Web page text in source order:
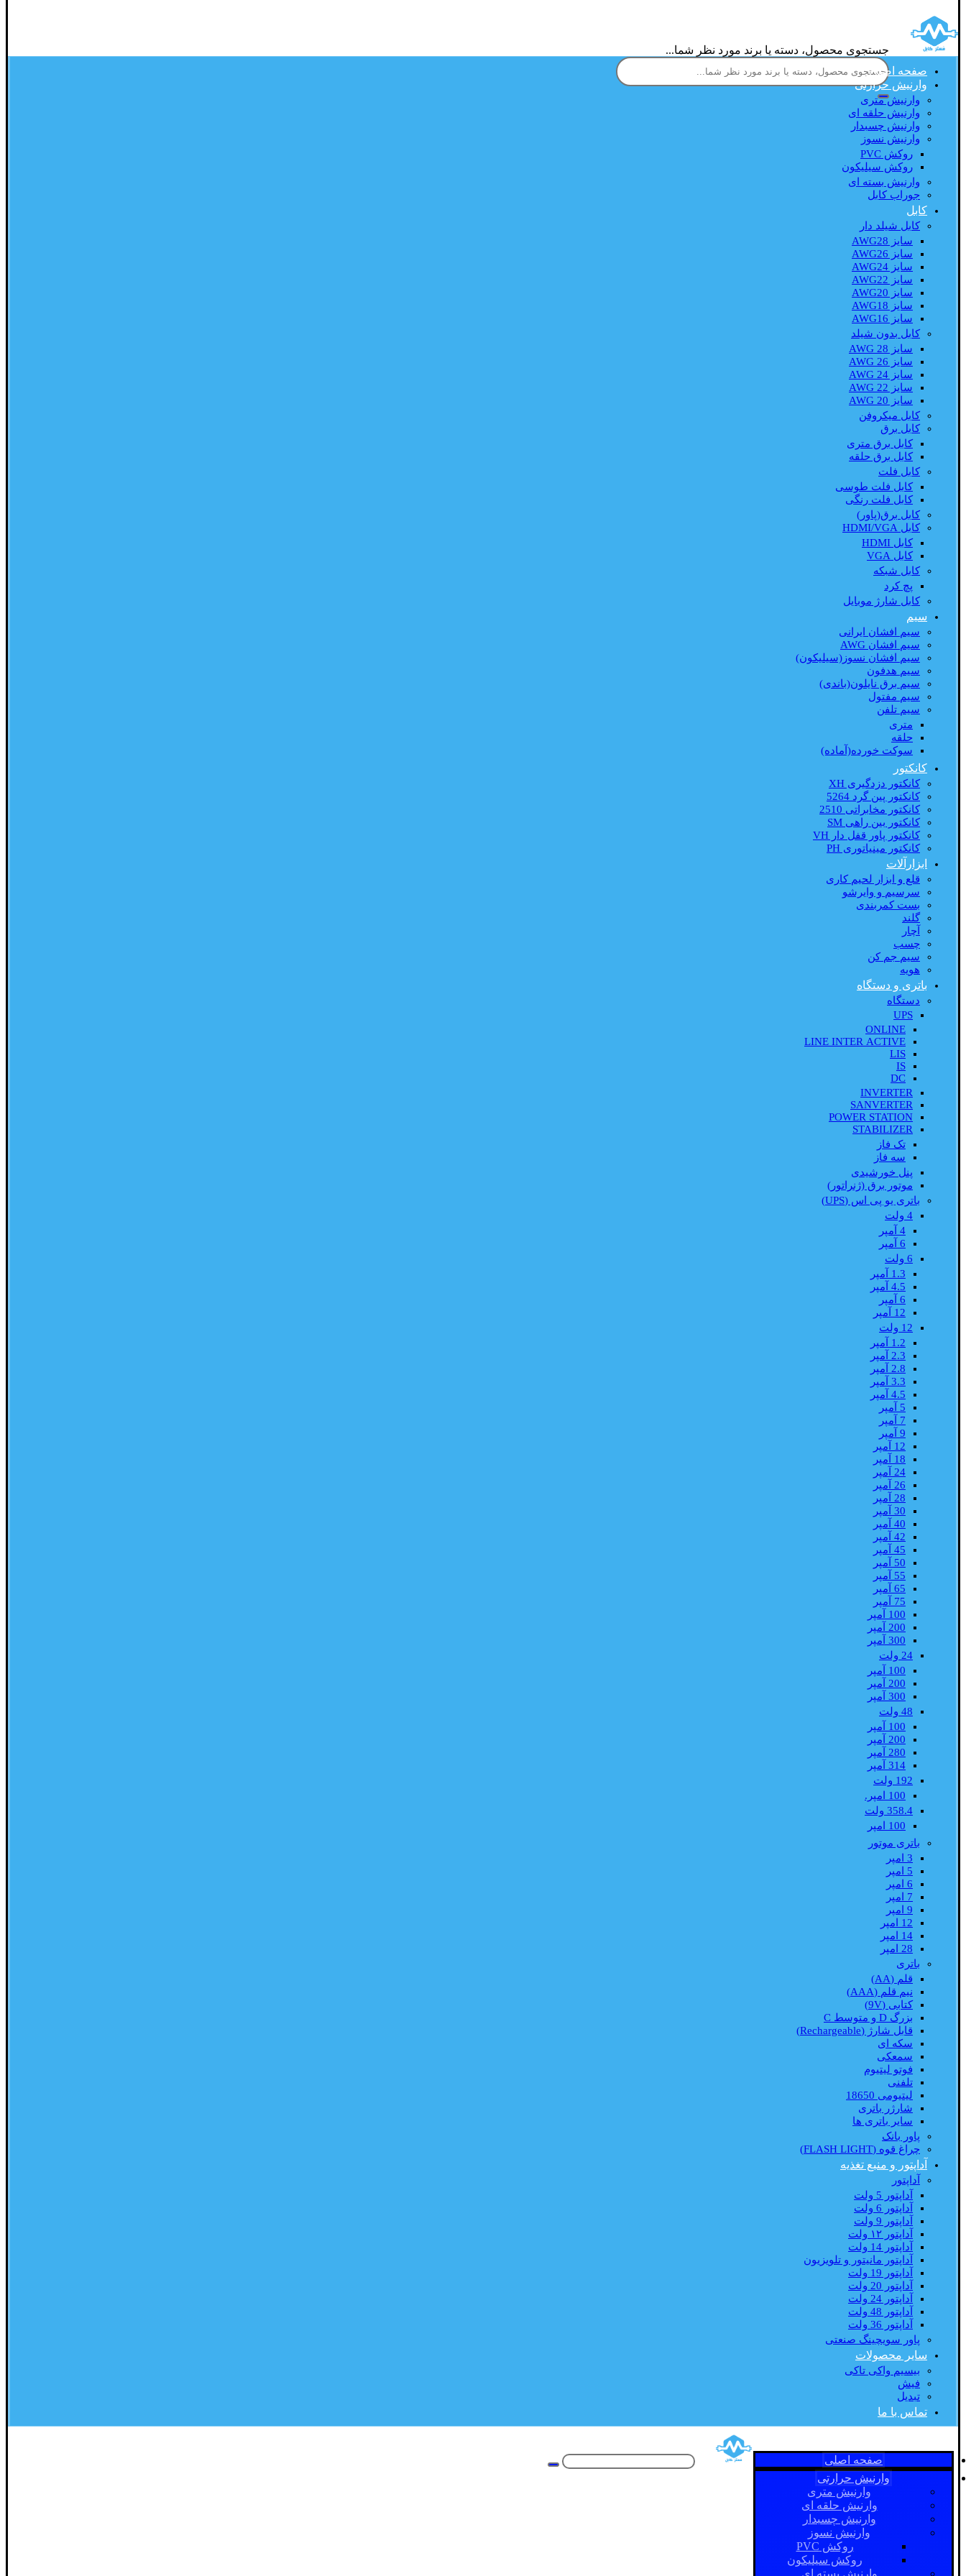
جستجوی محصول، دسته یا برند مورد نظر شما...
صفحه اصلی
وارنیش حرارتی
وارنیش متری
وارنیش حلقه ای
وارنیش چسبدار
وارنیش نسوز
روکش PVC
روکش سیلیکون
وارنیش بسته ای
جوراب کابل
کابل
کابل شیلد دار
سایز AWG28
سایز AWG26
سایز AWG24
سایز AWG22
سایز AWG20
سایز AWG18
سایز AWG16
کابل بدون شیلد
سایز AWG 28
سایز AWG 26
سایز AWG 24
سایز AWG 22
سایز AWG 20
کابل میکروفن
کابل برق
کابل برق متری
کابل برق حلقه
کابل فلت
کابل فلت طوسی
کابل فلت رنگی
کابل برق(پاور)
کابل HDMI/VGA
کابل HDMI
کابل VGA
کابل شبکه
پچ کرد
کابل شارژ موبایل
سیم
سیم افشان ایرانی
سیم افشان AWG
سیم افشان نسوز(سیلیکون)
سیم هدفون
سیم برق نایلون(باندی)
سیم مفتول
سیم تلفن
متری
حلقه
سوکت خورده(آماده)
کانکتور
کانکتور دزدگیری XH
کانکتور پین گرد 5264
کانکتور مخابراتی 2510
کانکتور بین راهی SM
کانکتور پاور قفل دار VH
کانکتور مینیاتوری PH
ابزارآلات
قلع و ابزار لحیم کاری
سرسیم و وایرشو
بست کمربندی
گلند
آچار
چسب
سیم جم کن
هویه
باتری و دستگاه
دستگاه
UPS
ONLINE
LINE INTER ACTIVE
LIS
IS
DC
INVERTER
SANVERTER
POWER STATION
STABILIZER
تک فاز
سه فاز
پنل خورشیدی
موتور برق (ژنراتور)
باتری یو پی اس (UPS)
4 ولت
4 آمپر
6 آمپر
6 ولت
1.3 آمپر
4.5 آمپر
6 آمپر
12 آمپر
12 ولت
1.2 آمپر
2.3 آمپر
2.8 آمپر
3.3 آمپر
4.5 آمپر
5 آمپر
7 آمپر
9 آمپر
12 آمپر
18 آمپر
24 آمپر
26 آمپر
28 آمپر
30 آمپر
40 آمپر
42 آمپر
45 آمپر
50 آمپر
55 آمپر
65 آمپر
75 آمپر
100 آمپر
200 آمپر
300 آمپر
24 ولت
100 آمپر
200 آمپر
300 آمپر
48 ولت
100 آمپر
200 آمپر
280 آمپر
314 آمپر
192 ولت
100 امپر.
358.4 ولت
100 امپر
باتری موتور
3 امپر
5 امپر
6 امپر
7 امپر
9 امپر
12 امپر
14 امپر
28 امپر
باتری
قلم (AA)
نیم قلم (AAA)
کتابی (9V)
بزرگ D و متوسط C
قابل شارژ (Rechargeable)
سکه ای
سمعکی
فوتو لیتیوم
تلفنی
لیتیومی 18650
شارژر باتری
سایر باتری ها
پاور بانک
چراغ قوه (FLASH LIGHT)
آداپتور و منبع تغذیه
آداپتور
آداپتور 5 ولت
آداپتور 6 ولت
آداپتور 9 ولت
آداپتور ۱۲ ولت
آداپتور 14 ولت
آداپتور مانیتور و تلویزیون
آداپتور 19 ولت
آداپتور 20 ولت
آداپتور 24 ولت
آداپتور 48 ولت
آداپتور 36 ولت
پاور سویچینگ صنعتی
سایر محصولات
بیسیم واکی تاکی
فیش
تبدیل
تماس با ما
صفحه اصلی
وارنیش حرارتی
وارنیش متری
وارنیش حلقه ای
وارنیش چسبدار
وارنیش نسوز
روکش PVC
روکش سیلیکون
وارنیش بسته ای